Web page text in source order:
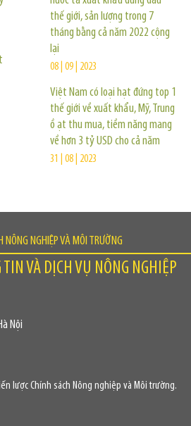
thế giới, sản lượng trong 7
tháng bằng cả năm 2022 cộng
lại
08 | 09 | 2023
Việt Nam có loại hạt đứng top 1
thế giới về xuất khẩu, Mỹ, Trung
ồ ạt thu mua, tiềm năng mang
về hơn 3 tỷ USD cho cả năm
31 | 08 | 2023
NÔNG NGHIỆP VÀ MÔI TRƯỜNG
TIN VÀ DỊCH VỤ NÔNG NGHIỆP
Nội
lược Chính sách Nông nghiệp và Môi trường.